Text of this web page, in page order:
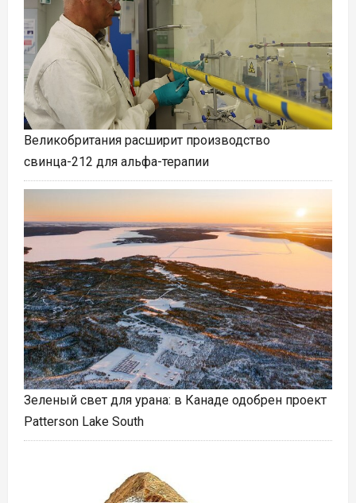
Великобритания расширит производство
свинца-212 для альфа-терапии
Зеленый свет для урана: в Канаде одобрен проект
Patterson Lake South